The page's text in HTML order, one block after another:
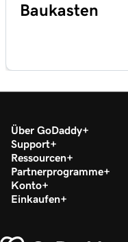
Baukasten
Über GoDaddy
Support
Ressourcen
Partnerprogramme
Konto
Einkaufen